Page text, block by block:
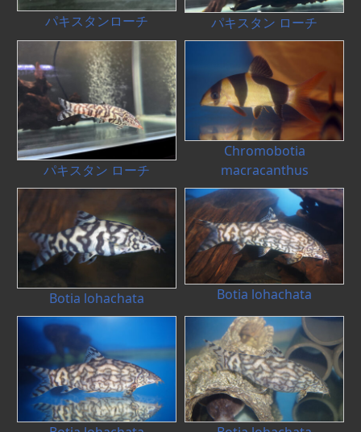
パキスタンローチ パキスタン ローチ
パキスタン ローチ
Chromobotia
macracanthus
Botia lohachata Botia lohachata